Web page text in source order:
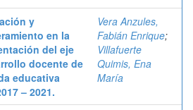
y
en la
del eje
docente de
educativa
– 2021.
Vera Anzules,
Fabián Enrique;
Villafuerte
Quimis, Ena
María